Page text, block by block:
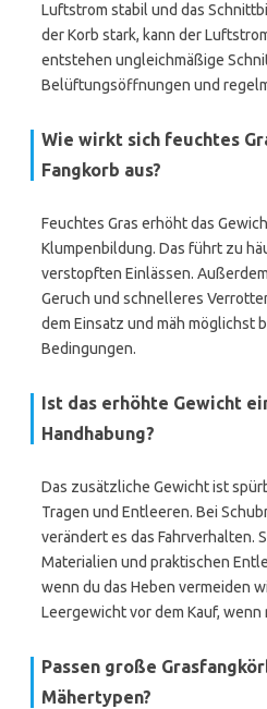
Luftstrom stabil und das
der Korb stark, kann der
entstehen ungleichmäßige
Belüftungsöffnungen und
Wie wirkt sich feuchtes
Fangkorb aus?
Feuchtes Gras erhöht das
Klumpenbildung. Das führt zu
verstopften Einlässen.
Geruch und schnelleres
dem Einsatz und mäh möglichst
Bedingungen.
Ist das erhöhte Gewicht
Handhabung?
Das zusätzliche Gewicht ist
Tragen und Entleeren. Bei
verändert es das Fahrverhalten.
Materialien und praktischen
wenn du das Heben vermeiden
Leergewicht vor dem Kauf, wenn
Passen große
Mähertypen?